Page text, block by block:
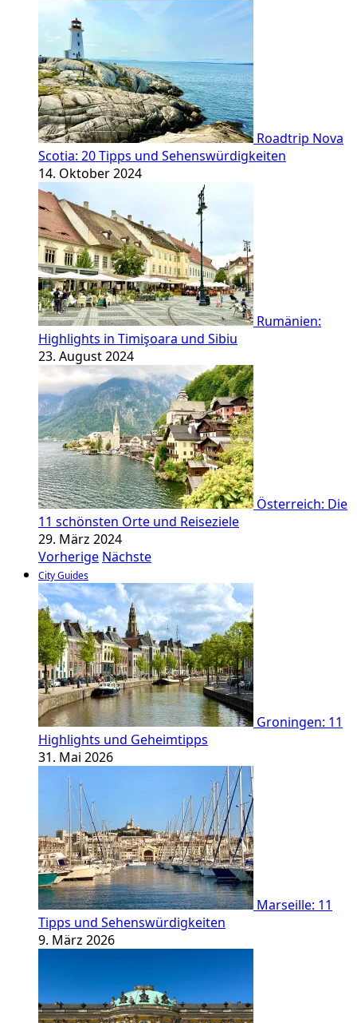
Roadtrip Nova
Scotia: 20 Tipps und Sehenswürdigkeiten
14. Oktober 2024
Rumänien:
Highlights in Timişoara und Sibiu
23. August 2024
Österreich: Die
11 schönsten Orte und Reiseziele
29. März 2024
Vorherige Nächste
City Guides
Groningen: 11
Highlights und Geheimtipps
31. Mai 2026
Marseille: 11
Tipps und Sehenswürdigkeiten
9. März 2026